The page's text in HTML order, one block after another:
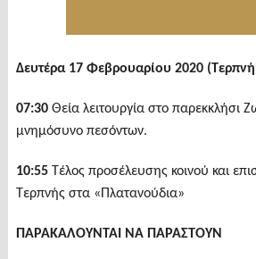
Δευτέρα 17 Φεβρουαρίου 2020
07:30Θεία λειτουργία στο παρεκκλήσι
μνημόσυνο πεσόντων.
10:55Τέλος προσέλευσης κοινού και
Τερπνής στα «Πλατανούδια»
ΠΑΡΑΚΑΛΟΥΝΤΑΙ ΝΑ ΠΑΡΑΣΤΟΥΝ